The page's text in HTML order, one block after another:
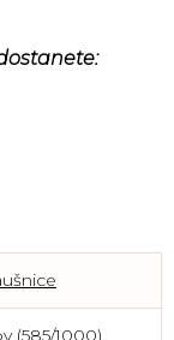
(585/1000)